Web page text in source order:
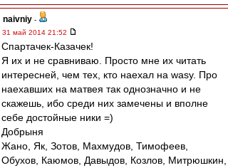
naivniy -
31 май 2014 21:52
Спартачек-Казачек!
Я их и не сравниваю. Просто мне их читать
интересней, чем тех, кто наехал на wasy. Про
наехавших на матвея так однозначно и не
скажешь, ибо среди них замечены и вполне
себе достойные ники =)
Добрыня
Жано, Як, Зотов, Махмудов, Тимофеев,
Обухов, Каюмов, Давыдов, Козлов, Митрюшкин,